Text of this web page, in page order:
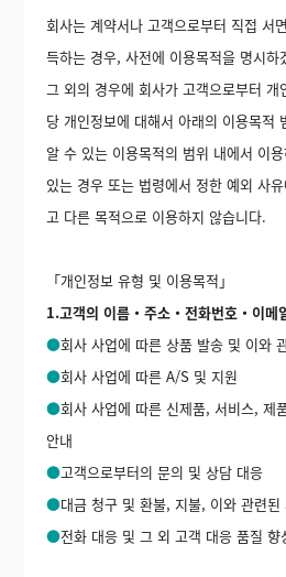
회사는 계약서나 고객으로부터 직접 서
득하는 경우, 사전에 이용목적을 명시하
그 외의 경우에 회사가 고객으로부터
당 개인정보에 대해서 아래의 이용목적
알 수 있는 이용목적의 범위 내에서 이
있는 경우 또는 법령에서 정한 예외 사
고 다른 목적으로 이용하지 않습니다.
「개인정보 유형 및 이용목적」
1.고객의 이름・주소・전화번호・이메
●회사 사업에 따른 상품 발송 및 이와
●회사 사업에 따른 A/S 및 지원
●회사 사업에 따른 신제품, 서비스, 제
안내
●고객으로부터의 문의 및 상담 대응
●대금 청구 및 환불, 지불, 이와 관련된
●전화 대응 및 그 외 고객 대응 품질 향